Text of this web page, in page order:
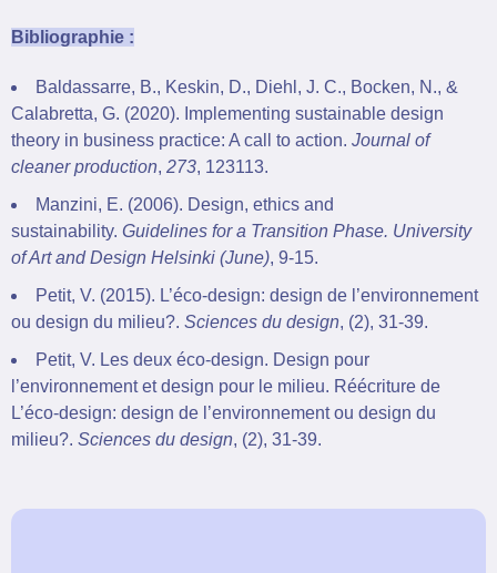
Bibliographie :
Baldassarre, B., Keskin, D., Diehl, J. C., Bocken, N., &
Calabretta, G. (2020). Implementing sustainable design
theory in business practice: A call to action. Journal of
cleaner production, 273, 123113.
Manzini, E. (2006). Design, ethics and
sustainability. Guidelines for a Transition Phase. University
of Art and Design Helsinki (June), 9-15.
Petit, V. (2015). L’éco-design: design de l’environnement
ou design du milieu?. Sciences du design, (2), 31-39.
Petit, V. Les deux éco-design. Design pour
l’environnement et design pour le milieu. Réécriture de
L’éco-design: design de l’environnement ou design du
milieu?. Sciences du design, (2), 31-39.